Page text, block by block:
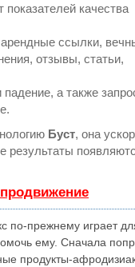
качества
ссылки,
отзывы, статьи,
а также
Буст, она
результаты
по-прежнему играет
ему. Сначала
продукты-